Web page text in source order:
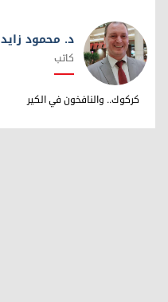
د. محمود زايد
د. محمود زايد
كاتب
كركوك.. والنافخون في الكير